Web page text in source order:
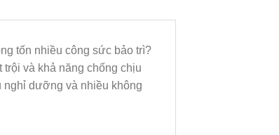
tốn nhiều công sức bảo trì?
và khả năng chống chịu
dưỡng và nhiều không